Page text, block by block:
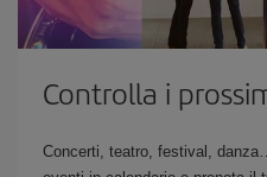
Controlla i
Concerti, teatro, festival,